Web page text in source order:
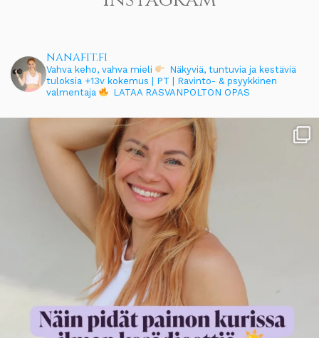
nanafit.fi
Vahva keho, vahva mieli
Näkyviä, tuntuvia ja kestäviä
tuloksia +13v kokemus | PT | Ravinto- & psyykkinen
valmentaja
LATAA RASVANPOLTON OPAS